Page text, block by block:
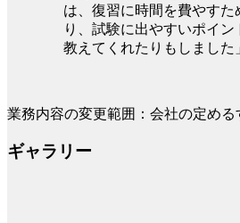
は、復習に時間を費やすた
り、試験に出やすいポイ
教えてくれたりもしました
業務内容の変更範囲：会社の定める
ギャラリー